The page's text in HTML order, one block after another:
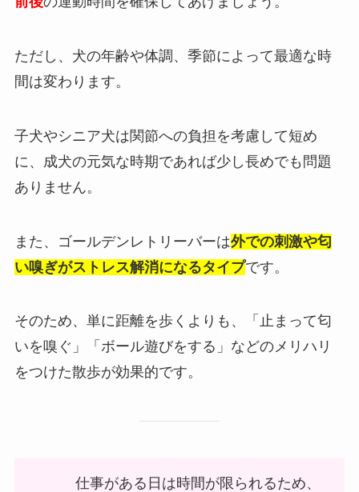
ただし、犬の年齢や体調、季節によって最適な時
間は変わります。
子犬やシニア犬は関節への負担を考慮して短め
に、成犬の元気な時期であれば少し長めでも問題
ありません。
また、ゴールデンレトリーバーは外での刺激や匂
い嗅ぎがストレス解消になるタイプです。
そのため、単に距離を歩くよりも、「止まって匂
いを嗅ぐ」「ボール遊びをする」などのメリハリ
をつけた散歩が効果的です。
仕事がある日は時間が限られるため、